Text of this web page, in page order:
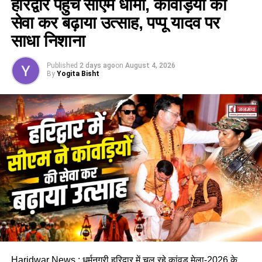
दो मेडिकल स्टोर सील, अवैध क्लिनिक पर
भी शिकंजा
निरीक्षण के दौरान कई मेडिकल स्टोरों में एक्सपायरी दवाओं को नियमानुसार
अलग नहीं रखा गया था और उन पर आवश्यक चेतावनी चिन्ह भी नहीं लगाए
हरिद्वार पहुंचे सीएम धामी, कांवड़ियों की
सेवा कर बढ़ाया उत्साह, पप्पू यादव पर
साधा निशाना
Published 2 days agoon August 4, 2026
By Yogita Bisht
Haridwar News : धर्मनगरी हरिद्वार में चल रहेकांवड़ मेला-2026 के